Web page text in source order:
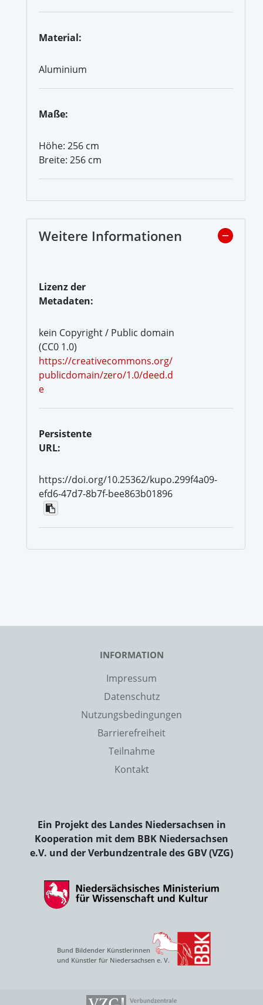
Material:
Aluminium
Maße:
Höhe: 256 cm
Breite: 256 cm
Weitere Informationen
Lizenz der
Metadaten:
kein Copyright / Public domain
(CC0 1.0)
https://creativecommons.org/
publicdomain/zero/1.0/deed.d
e
Persistente
URL:
https://doi.org/10.25362/kupo.299f4a09-
efd6-47d7-8b7f-bee863b01896
INFORMATION
Impressum
Datenschutz
Nutzungsbedingungen
Barrierefreiheit
Teilnahme
Kontakt
Ein Projekt des Landes Niedersachsen in
Kooperation mit dem BBK Niedersachsen
e.V. und der Verbundzentrale des GBV (VZG)
Bund Bildender Künstlerinnen
und Künstler für Niedersachsen e. V.